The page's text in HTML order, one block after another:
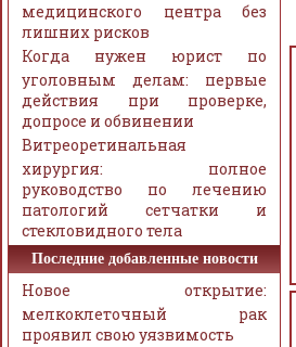
медицинского центра без
лишних рисков
Когда нужен юрист по
уголовным делам: первые
действия при проверке,
допросе и обвинении
Витреоретинальная
хирургия: полное
руководство по лечению
патологий сетчатки и
стекловидного тела
Последние добавленные новости
Новое открытие:
мелкоклеточный рак
проявил свою уязвимость